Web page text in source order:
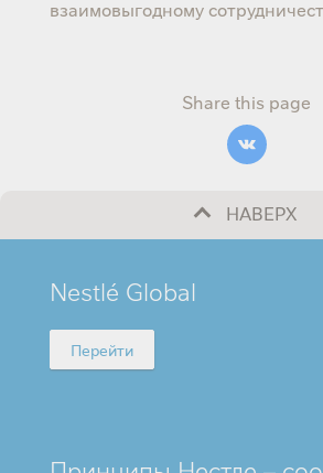
взаимовыгодному
Share this page
НАВЕРХ
FOOTER
Nestlé Global
Перейти